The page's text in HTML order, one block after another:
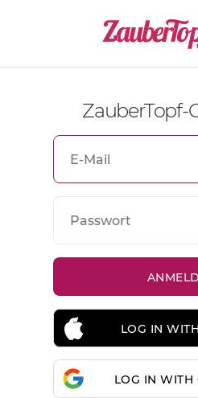
ZauberTopf-
LOG IN
LOG IN WITH